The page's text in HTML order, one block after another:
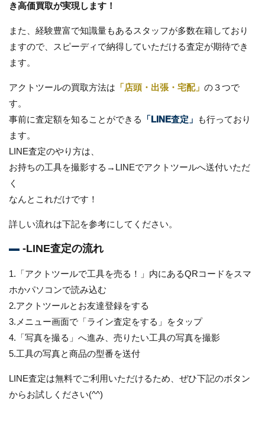
き高価買取が実現します！
また、経験豊富で知識量もあるスタッフが多数在籍しており
ますので、スピーディで納得していただける査定が期待でき
ます。
アクトツールの買取方法は 「店頭・出張・宅配」 の３つで
す。
事前に査定額を知ることができる
「LINE査定」 も行っており
ます。
LINE査定のやり方は、
お持ちの工具を撮影する→LINEでアクトツールへ送付いただ
く
なんとこれだけです！
詳しい流れは下記を参考にしてください。
-LINE査定の流れ
1.「アクトツールで工具を売る！」内にあるQRコードをスマ
ホかパソコンで読み込む
2.アクトツールとお友達登録をする
3.メニュー画面で「ライン査定をする」をタップ
4.「写真を撮る」へ進み、売りたい工具の写真を撮影
5.工具の写真と商品の型番を送付
LINE査定は無料でご利用いただけるため、ぜひ下記のボタン
からお試しください(^^)